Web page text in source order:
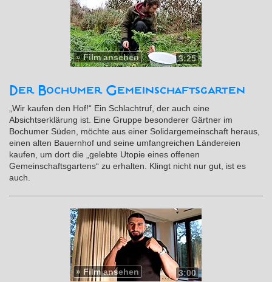
3:25
»Film ansehen
Der Bochumer Gemeinschaftsgarten
„Wir kaufen den Hof!“ Ein Schlachtruf, der auch eine
Absichtserklärung ist. Eine Gruppe besonderer Gärtner im
Bochumer Süden, möchte aus einer Solidargemeinschaft heraus,
einen alten Bauernhof und seine umfangreichen Ländereien
kaufen, um dort die „gelebte Utopie eines offenen
Gemeinschaftsgartens“ zu erhalten. Klingt nicht nur gut, ist es
auch.
3:00
» Film ansehen